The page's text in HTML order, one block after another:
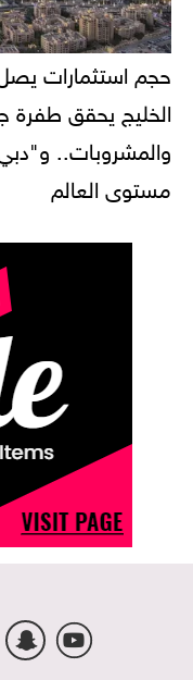
الخليج يحقق طفرة
والمشروبات.. و"دبي"
مستوى العالم